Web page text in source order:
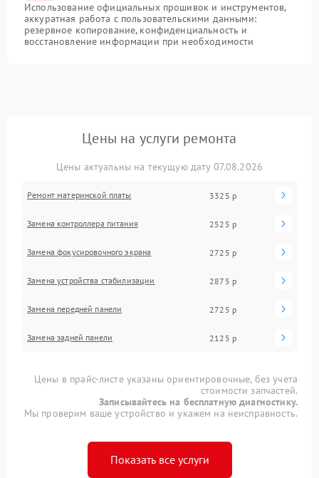
Использование официальных прошивок и инструментов,
аккуратная работа с пользовательскими данными:
резервное копирование, конфиденциальность и
восстановление информации при необходимости
Цены на услуги ремонта
Цены актуальны на текущую дату 07.08.2026
Ремонт материнской платы 3325 р
Замена контроллера питания 2525 р
Замена фокусировочного экрана 2725 р
Замена устройства стабилизации 2875 р
Замена передней панели 2725 р
Замена задней панели 2125 р
Цены в прайс-листе указаны ориентировочные, без учета
стоимости запчастей.
Записывайтесь на бесплатную диагностику.
Мы проверим ваше устройство и укажем на неисправность.
Показать все услуги